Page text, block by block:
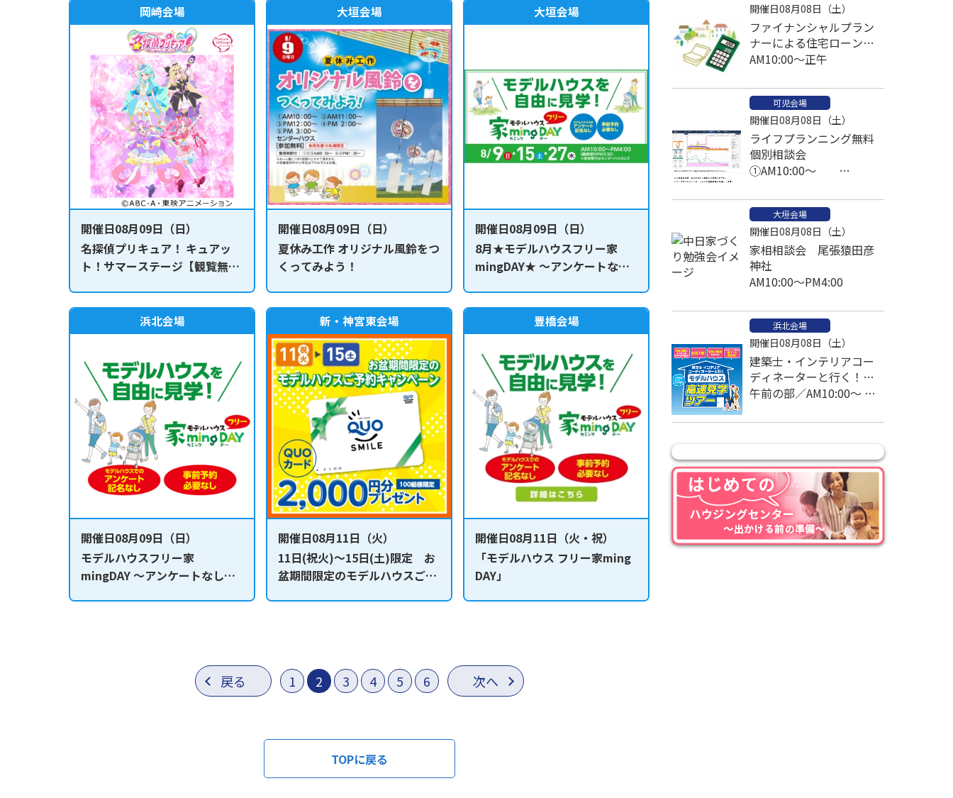
岡崎会場
開催日08月09日（日）
名探偵プリキュア！ キュアッ
ト！サマーステージ【観覧無
大垣会場
開催日08月09日（日）
夏休み工作 オリジナル風鈴をつ
くってみよう！
大垣会場
開催日08月09日（日）
8月★モデルハウスフリー家
mingDAY★ ～アンケートなし
浜北会場
開催日08月09日（日）
モデルハウスフリー家
mingDAY ～アンケートなしで
新・神宮東会場
開催日08月11日（火）
11日(祝火)～15日(土)限定 お
盆期間限定のモデルハウスご予
豊橋会場
開催日08月11日（火・祝）
「モデルハウス フリー家ming
DAY」
戻る 1 2 3 4 5 6 次へ
TOPに戻る
開催日08月08日（土）
ファイナンシャルプラン
ナーによる住宅ローン比
較個別相談会
AM10:00～正午
可児会場
開催日08月08日（土）
ライフプランニング無料
個別相談会
①AM10:00～
予約済大垣会場
開催日08月08日（土）
家相相談会 尾張猿田彦
神社
AM10:00～PM4:00
浜北会場
開催日08月08日（土）
建築士・インテリアコー
ディネーターと行く！モ
デルハウス高速見学ツア
午前の部／AM10:00～ 午